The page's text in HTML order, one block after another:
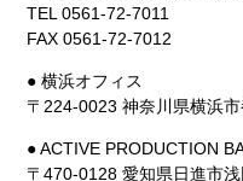
TEL 0561-72-7011
FAX 0561-72-7012
● 横浜オフィス
〒224-0023 神奈川県横浜
● ACTIVE PRODUCTION
〒470-0128 愛知県日進市